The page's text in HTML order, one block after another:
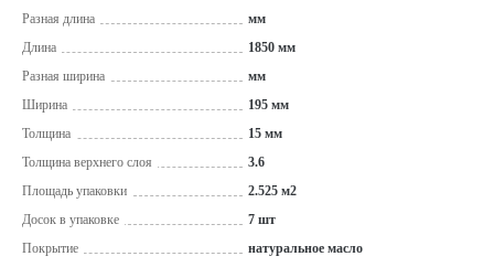
Разная длина
мм
Длина
1850 мм
Разная ширина
мм
Ширина
195 мм
Толщина
15 мм
Толщина верхнего слоя
3.6
Площадь упаковки
2.525 м2
Досок в упаковке
7 шт
Покрытие
натуральное масло